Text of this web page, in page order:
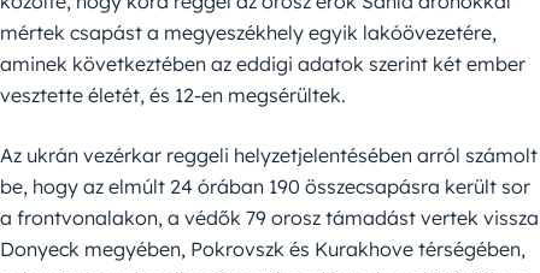
mértek csapást a megyeszékhely egyik lakóövezetére,
aminek következtében az eddigi adatok szerint két ember
vesztette életét, és 12-en megsérültek.
Az ukrán vezérkar reggeli helyzetjelentésében arról számolt
be, hogy az elmúlt 24 órában 190 összecsapásra került sor
a frontvonalakon, a védők 79 orosz támadást vertek vissza
Donyeck megyében, Pokrovszk és Kurakhove térségében,